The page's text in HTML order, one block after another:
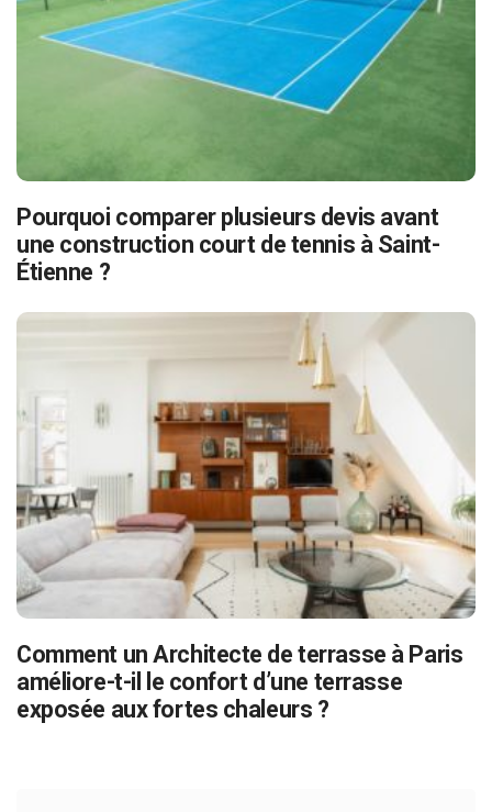
Pourquoi comparer plusieurs devis avant
une construction court de tennis à Saint-
Étienne ?
Comment un Architecte de terrasse à Paris
améliore-t-il le confort d’une terrasse
exposée aux fortes chaleurs ?